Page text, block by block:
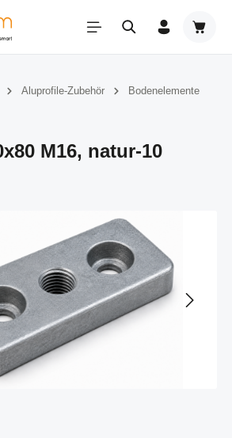
Aluprofile-Zubehör
Bodenelemente
M16, natur-10